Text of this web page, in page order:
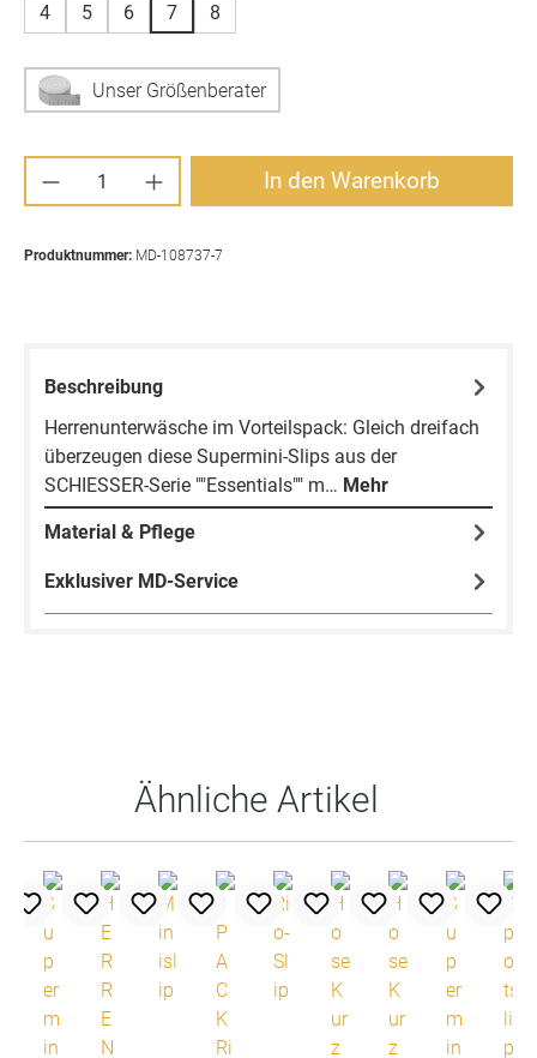
4
5 6 7 8
Unser Größenberater
Produkt Anzahl: Gib den gewünschten
In den Warenkorb
Produktnummer: MD-108737-7
Beschreibung
Herrenunterwäsche im Vorteilspack: Gleich dreifach
überzeugen diese Supermini-Slips aus der
SCHIESSER-Serie ""Essentials"" m… Mehr
Material & Pflege
Exklusiver MD-Service
Ähnliche Artikel